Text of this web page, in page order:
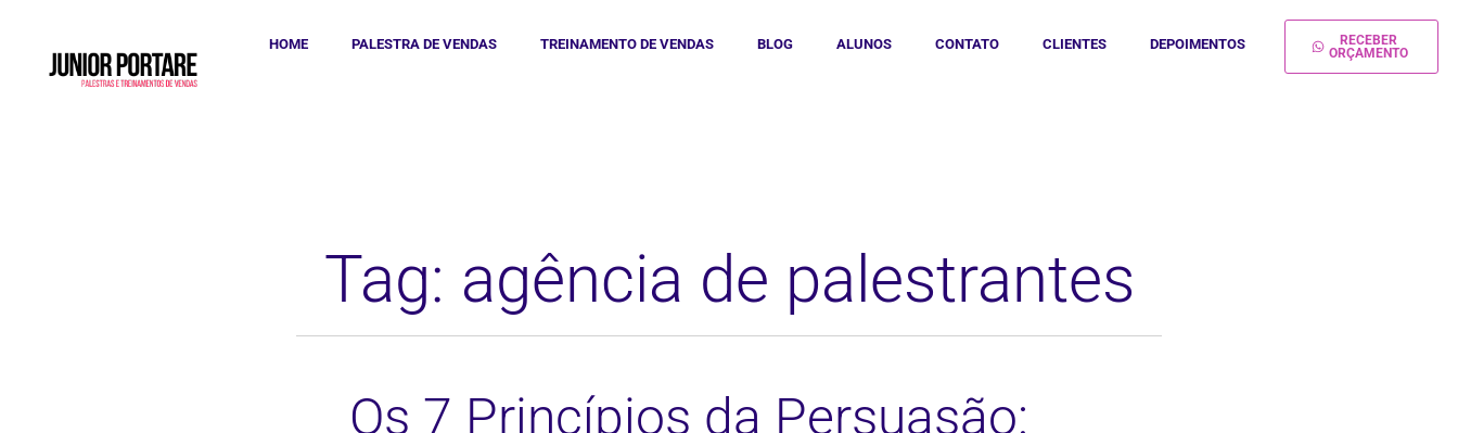
HOME PALESTRA DE VENDAS TREINAMENTO DE VENDAS BLOG ALUNOS CONTATO CLIENTES DEPOIMENTOS
RECEBER
ORÇAMENTO
Tag: agência de palestrantes
Os 7 Princípios da Persuasão: